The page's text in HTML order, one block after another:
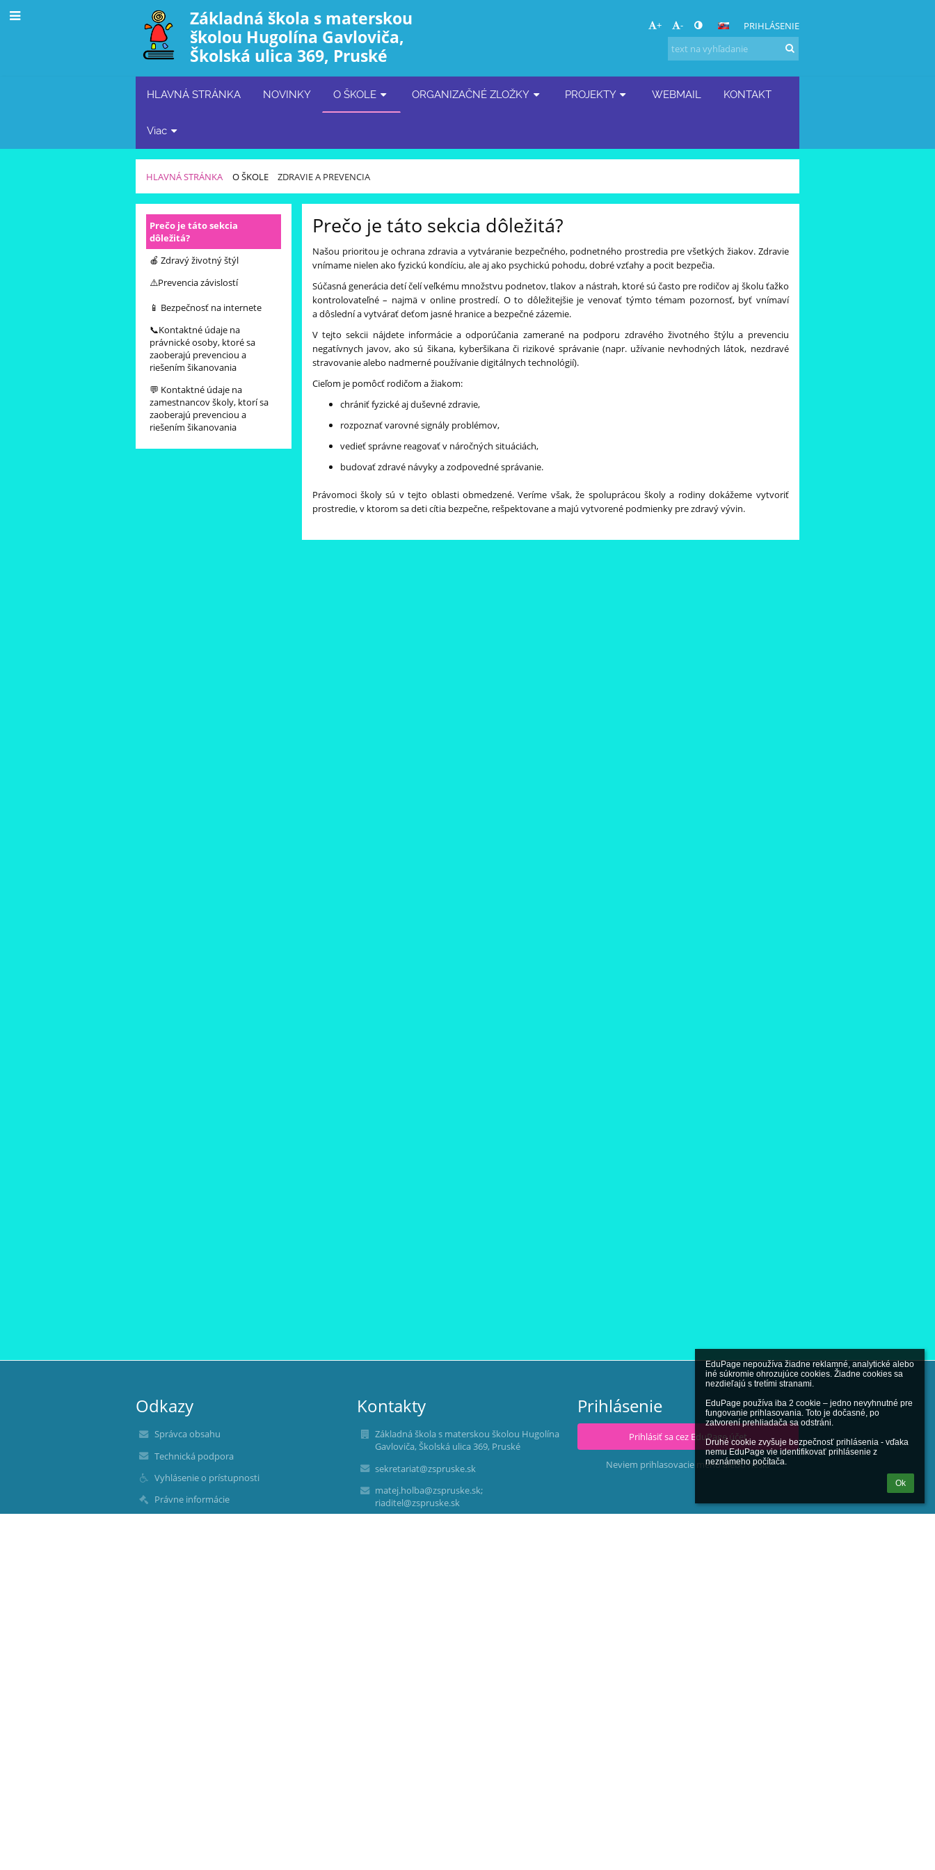
EduPage nepoužíva žiadne reklamné, analytické alebo
iné súkromie ohrozujúce cookies. Žiadne cookies sa
nezdieľajú s tretími stranami.
EduPage používa iba 2 cookie – jedno nevyhnutné pre
fungovanie prihlasovania. Toto je dočasné, po
zatvorení prehliadača sa odstráni.
Druhé cookie zvyšuje bezpečnosť prihlásenia - vďaka
nemu EduPage vie identifikovať prihlásenie z
neznámeho počítača.
Ok
Základná škola s materskou
školou Hugolína Gavloviča,
Školská ulica 369, Pruské
+ - PRIHLÁSENIE
HLAVNÁ STRÁNKA NOVINKY O ŠKOLE ORGANIZAČNÉ ZLOŽKY PROJEKTY WEBMAIL KONTAKT
Viac
HLAVNÁ STRÁNKA O ŠKOLE ZDRAVIE A PREVENCIA
ZDRAVIE
A
PREVENCIA
Prečo je táto sekcia
dôležitá?
🍎 Zdravý životný štýl
⚠️Prevencia závislostí
📱 Bezpečnosť na internete
📞Kontaktné údaje na
právnické osoby, ktoré sa
zaoberajú prevenciou a
riešením šikanovania
💬 Kontaktné údaje na
zamestnancov školy, ktorí sa
zaoberajú prevenciou a
riešením šikanovania
Prečo je táto sekcia dôležitá?
Našou prioritou je ochrana zdravia a vytváranie bezpečného, podnetného prostredia pre všetkých žiakov. Zdravie
vnímame nielen ako fyzickú kondíciu, ale aj ako psychickú pohodu, dobré vzťahy a pocit bezpečia.
Súčasná generácia detí čelí veľkému množstvu podnetov, tlakov a nástrah, ktoré sú často pre rodičov aj školu ťažko
kontrolovateľné – najmä v online prostredí. O to dôležitejšie je venovať týmto témam pozornosť, byť vnímaví
a dôslední a vytvárať deťom jasné hranice a bezpečné zázemie.
V tejto sekcii nájdete informácie a odporúčania zamerané na podporu zdravého životného štýlu a prevenciu
negatívnych javov, ako sú šikana, kyberšikana či rizikové správanie (napr. užívanie nevhodných látok, nezdravé
stravovanie alebo nadmerné používanie digitálnych technológií).
Cieľom je pomôcť rodičom a žiakom:
chrániť fyzické aj duševné zdravie,
rozpoznať varovné signály problémov,
vedieť správne reagovať v náročných situáciách,
budovať zdravé návyky a zodpovedné správanie.
Právomoci školy sú v tejto oblasti obmedzené. Veríme však, že spoluprácou školy a rodiny dokážeme vytvoriť
prostredie, v ktorom sa deti cítia bezpečne, rešpektovane a majú vytvorené podmienky pre zdravý vývin.
Odkazy
Správca obsahu
Technická podpora
Vyhlásenie o prístupnosti
Právne informácie
Kontakty
Základná škola s materskou školou Hugolína
Gavloviča, Školská ulica 369, Pruské
sekretariat@zspruske.sk
matej.holba@zspruske.sk;
riaditel@zspruske.sk
Prihlásenie
Prihlásiť sa cez EduPage účet
Neviem prihlasovacie meno alebo heslo